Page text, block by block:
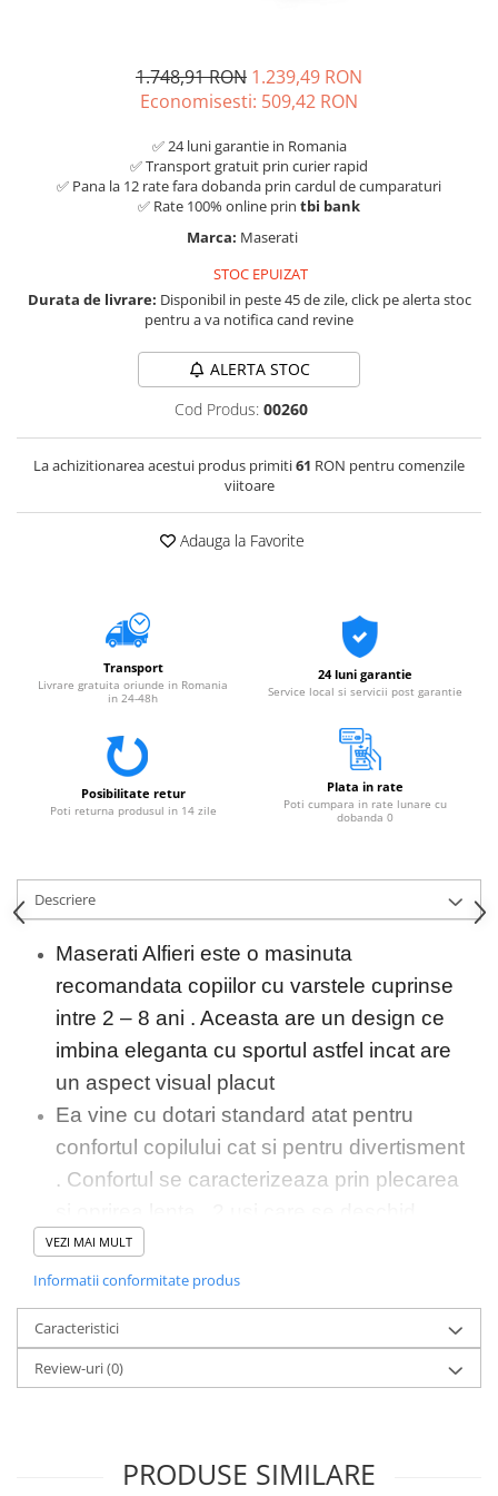
1.748,91 RON 1.239,49 RON
Economisesti: 509,42 RON
✅ 24 luni garantie in Romania
✅ Transport gratuit prin curier rapid
✅ Pana la 12 rate fara dobanda prin cardul de cumparaturi
✅ Rate 100% online prin tbi bank
Marca: Maserati
STOC EPUIZAT
Durata de livrare: Disponibil in peste 45 de zile, click pe alerta stoc
pentru a va notifica cand revine
ALERTA STOC
Cod Produs: 00260
La achizitionarea acestui produs primiti61 RON pentru comenzile
viitoare
Adauga la Favorite
Transport
Livrare gratuita oriunde in Romania
in 24-48h
24 luni garantie
Service local si servicii post garantie
Posibilitate retur
Poti returna produsul in 14 zile
Plata in rate
Poti cumpara in rate lunare cu
dobanda 0
Descriere
Maserati Alfieri este o masinuta
recomandata copiilor cu varstele cuprinse
intre 2 – 8 ani . Aceasta are un design ce
imbina eleganta cu sportul astfel incat are
un aspect visual placut
Ea vine cu dotari standard atat pentru
confortul copilului cat si pentru divertisment
. Confortul se caracterizeaza prin plecarea
facand astfel accesul in masina mai usor .
Pe partea de divertisment aceasta vine cu
un music player ce se poate conecta prin
mufa jack , port usb sau card microSD .
Compartiment de depozitare spate destul
Masinuta electricaMaserati Alfieri
VEZI MAI MULT
Informatii conformitate produs
Caracteristici
Review-uri(0)
PRODUSE SIMILARE